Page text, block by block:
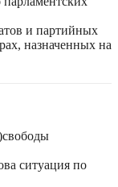
и партийных
назначенных на
ситуация по